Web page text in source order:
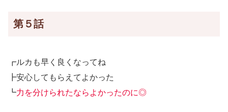
第５話
┏ルカも早く良くなってね
┣安心してもらえてよかった
┗力を分けられたならよかったのに◎